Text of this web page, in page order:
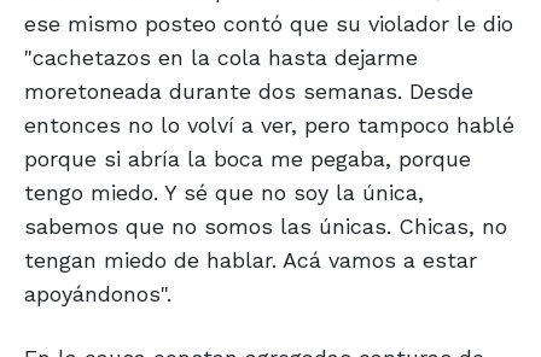
ese mismo posteo contó que su violador le dio
"cachetazos en la cola hasta dejarme
moretoneada durante dos semanas. Desde
entonces no lo volví a ver, pero tampoco hablé
porque si abría la boca me pegaba, porque
tengo miedo. Y sé que no soy la única,
sabemos que no somos las únicas. Chicas, no
tengan miedo de hablar. Acá vamos a estar
apoyándonos".